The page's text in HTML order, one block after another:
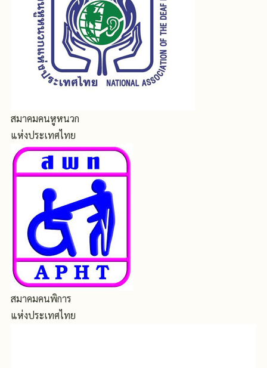
สมาคมคนหูหนวก
แห่งประเทศไทย
สมาคมคนพิการ
แห่งประเทศไทย